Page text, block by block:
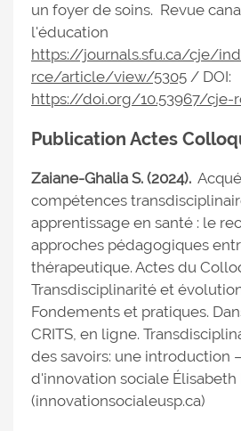
un foyer de soins. Revue
l'éducation
https://journals.sfu.ca/cje/
rce/article/view/5305 / DOI:
https://doi.org/10.53967/cje-
Publication Actes
Zaiane-Ghalia S. (2024).
compétences
apprentissage en santé : le
approches pédagogiques
thérapeutique. Actes du
Transdisciplinarité et
Fondements et pratiques.
CRITS, en ligne.
des savoirs: une introduction
d'innovation sociale Élisabeth
(innovationsocialeusp.ca)